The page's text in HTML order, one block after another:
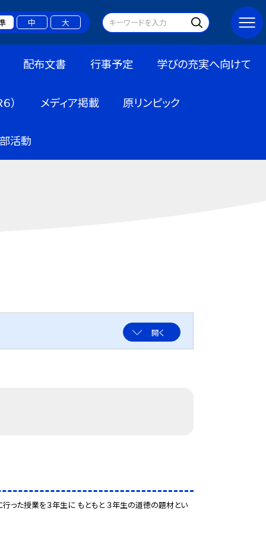
中 大
配布文書 行事予定 学びの充実へ向けて
） メディア掲載 原リンピック
部活動
開く
った授業を３年生に もともと ３年生の道徳の題材とい